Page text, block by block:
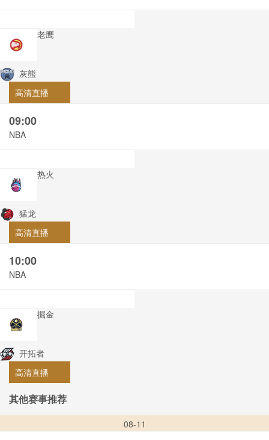
老鹰
灰熊
高清直播
09:00
NBA
热火
猛龙
高清直播
10:00
NBA
掘金
开拓者
高清直播
其他赛事推荐
08-11